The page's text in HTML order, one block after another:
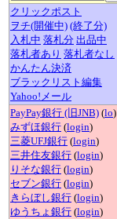
クリックポスト
ヲチ(開催中) (終了分)
入札中 落札分 出品中
落札者あり 落札者なし
かんたん決済
ブラックリスト編集
Yahoo!メール
PayPay銀行 (旧JNB) (lo)
みずほ銀行 (login)
三菱UFJ銀行 (login)
三井住友銀行 (login)
りそな銀行 (login)
セブン銀行 (login)
きらぼし銀行 (login)
ゆうちょ銀行 (login)